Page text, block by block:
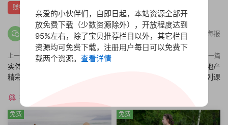
赚钱财富
分享海报
上一篇
实体店商业模式解析，16个行业
精彩案例教学
下一篇
15种拿地场景的案例讲解，地产
拿地税费计算系列课
猜你喜欢
免费 免费
亲爱的小伙伴们，自即日起，本站资源全部开
放免费下载（少数资源除外），开放程度达到
95%左右，除了宝贝推荐栏目以外，其它栏目
资源均可免费下载，注册用户每日可以免费下
载两个资源。 查看详情